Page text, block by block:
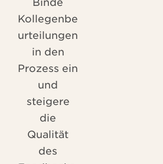
Binde
Kollegenbe
urteilungen
in den
Prozess ein
und
steigere
die
Qualität
des